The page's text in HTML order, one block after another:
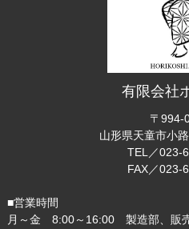
有限会社
〒994-
山形県天童市小
TEL／023-
FAX／023-
■営業時間
月～金 8:00～16:00 製造部、販